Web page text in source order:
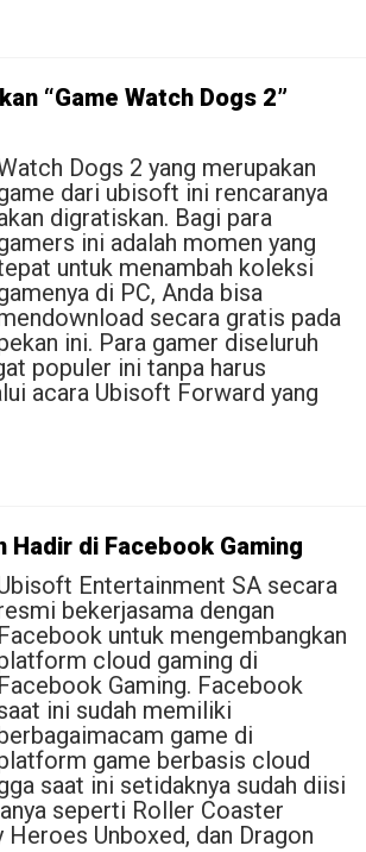
“Game Watch Dogs 2”
Dogs 2 yang merupakan
dari ubisoft ini rencaranya
digratiskan. Bagi para
ini adalah momen yang
untuk menambah koleksi
di PC, Anda bisa
secara gratis pada
ini. Para gamer diseluruh
populer ini tanpa harus
acara Ubisoft Forward yang
Hadir di Facebook Gaming
Entertainment SA secara
bekerjasama dengan
Facebook untuk mengembangkan
cloud gaming di
Facebook Gaming. Facebook
ini sudah memiliki
game di
game berbasis cloud
saat ini setidaknya sudah diisi
seperti Roller Coaster
Unboxed, dan Dragon